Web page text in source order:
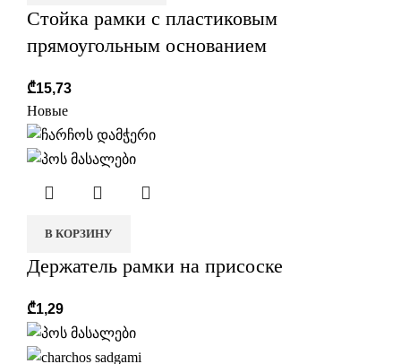
Стойка рамки с пластиковым
прямоугольным основанием
₾15,73
Новые
В КОРЗИНУ
Держатель рамки на присоске
₾1,29